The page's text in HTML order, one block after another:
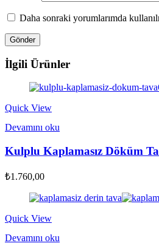
Daha sonraki yorumlarımda
İlgili Ürünler
Quick View
Devamını oku
Kulplu Kaplamasız Döküm
₺1.760,00
Quick View
Devamını oku